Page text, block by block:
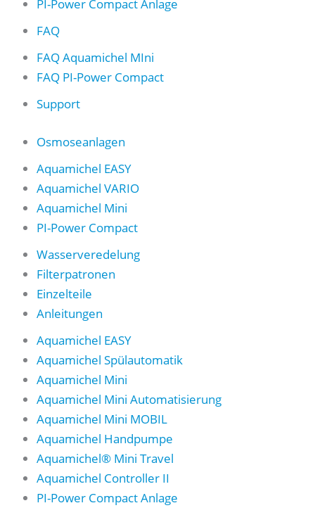
PI-Power Compact Anlage
FAQ
FAQ Aquamichel MIni
FAQ PI-Power Compact
Support
Osmoseanlagen
Aquamichel EASY
Aquamichel VARIO
Aquamichel Mini
PI-Power Compact
Wasserveredelung
Filterpatronen
Einzelteile
Anleitungen
Aquamichel EASY
Aquamichel Spülautomatik
Aquamichel Mini
Aquamichel Mini Automatisierung
Aquamichel Mini MOBIL
Aquamichel Handpumpe
Aquamichel® Mini Travel
Aquamichel Controller II
PI-Power Compact Anlage